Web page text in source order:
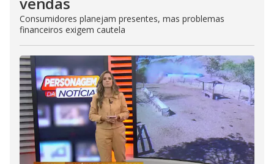
Consumidores planejam presentes, mas problemas
financeiros exigem cautela